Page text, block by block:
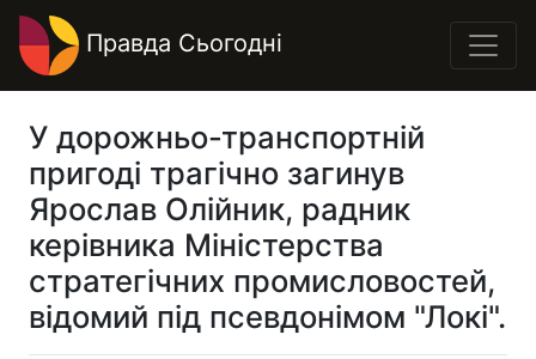
Правда Сьогодні
У дорожньо-транспортній
пригоді трагічно загинув
Ярослав Олійник, радник
керівника Міністерства
стратегічних промисловостей,
відомий під псевдонімом "Локі".